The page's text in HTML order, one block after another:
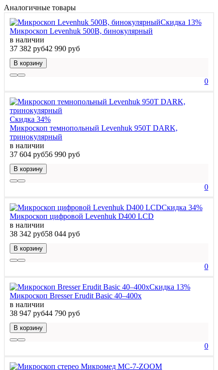
Аналогичные товары
Скидка 13%
Микроскоп Levenhuk 500B, бинокулярный
в наличии
37 382 руб42 990 руб
В корзину
0
Скидка 34%
Микроскоп темнопольный Levenhuk 950T DARK,
тринокулярный
в наличии
37 604 руб56 990 руб
В корзину
0
Скидка 34%
Микроскоп цифровой Levenhuk D400 LCD
в наличии
38 342 руб58 044 руб
В корзину
0
Скидка 13%
Микроскоп Bresser Erudit Basic 40–400x
в наличии
38 947 руб44 790 руб
В корзину
0